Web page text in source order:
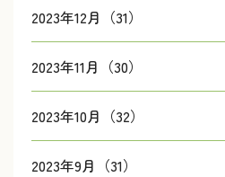
2023年12月（31）
2023年11月（30）
2023年10月（32）
2023年9月（31）